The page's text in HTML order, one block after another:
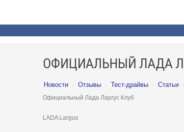
ОФИЦИАЛЬНЫЙ ЛАДА
Новости · Отзывы · Тест-драйвы · Статьи ·
Официальный Лада Ларгус Клуб
LADA Largus